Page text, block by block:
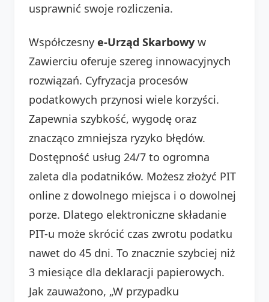
usprawnić swoje rozliczenia.
Współczesny e-Urząd Skarbowy w
Zawierciu oferuje szereg innowacyjnych
rozwiązań. Cyfryzacja procesów
podatkowych przynosi wiele korzyści.
Zapewnia szybkość, wygodę oraz
znacząco zmniejsza ryzyko błędów.
Dostępność usług 24/7 to ogromna
zaleta dla podatników. Możesz złożyć PIT
online z dowolnego miejsca i o dowolnej
porze. Dlatego elektroniczne składanie
PIT-u może skrócić czas zwrotu podatku
nawet do 45 dni. To znacznie szybciej niż
3 miesiące dla deklaracji papierowych.
Jak zauważono, „W przypadku